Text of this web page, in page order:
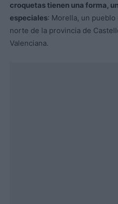
croquetas tienen una forma,
especiales: Morella, un
norte de la provincia de
Valenciana.